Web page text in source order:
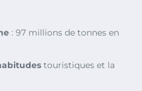
: 97 millions de tonnes en
touristiques et la